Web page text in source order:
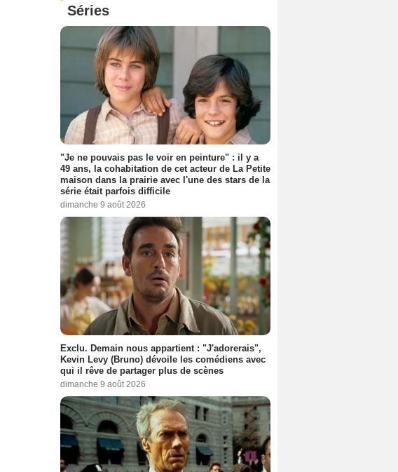
Séries
"Je ne pouvais pas le voir en peinture" : il y a
49 ans, la cohabitation de cet acteur de La Petite
maison dans la prairie avec l'une des stars de la
série était parfois difficile
dimanche 9 août 2026
Exclu. Demain nous appartient : "J'adorerais",
Kevin Levy (Bruno) dévoile les comédiens avec
qui il rêve de partager plus de scènes
dimanche 9 août 2026